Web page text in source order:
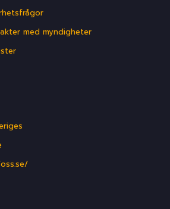
med myndigheter